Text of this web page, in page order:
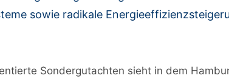
sowie radikale
Sondergutachten sieht in dem